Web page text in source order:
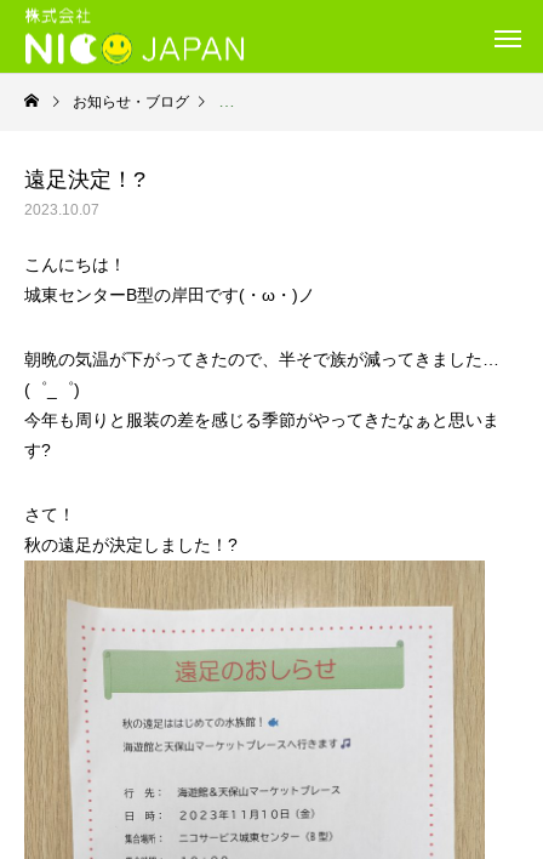
お知らせ・ブログ 就労継続支援Ｂ型・ニコサービス城東センター
遠足決定！?
2023.10.07
こんにちは！
城東センターB型の岸田です(・ω・)ノ
朝晩の気温が下がってきたので、半そで族が減ってきました…
(゜_゜)
今年も周りと服装の差を感じる季節がやってきたなぁと思いま
す?
さて！
秋の遠足が決定しました！?